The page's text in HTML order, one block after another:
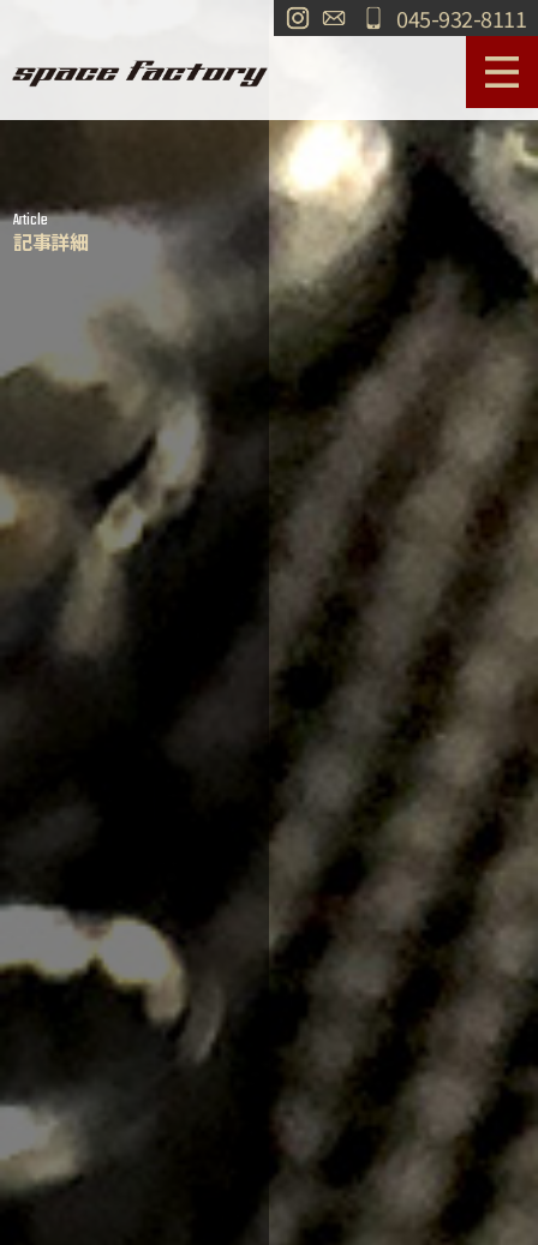
045-932-8111
作業事例
工場紹介 ショールーム
交通・アクセス
求人情報 お問い合わせ
Article
記事詳細